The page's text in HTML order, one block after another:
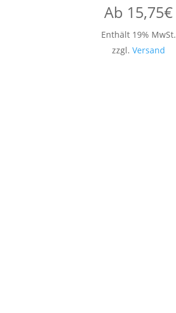
Ab 15,75€
Enthält 19% MwSt.
zzgl. Versand